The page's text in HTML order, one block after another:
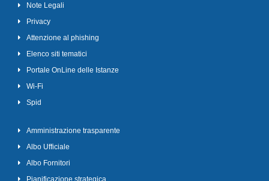
Note Legali
Privacy
Attenzione al phishing
Elenco siti tematici
Portale OnLine delle Istanze
Wi-Fi
Spid
Amministrazione trasparente
Albo Ufficiale
Albo Fornitori